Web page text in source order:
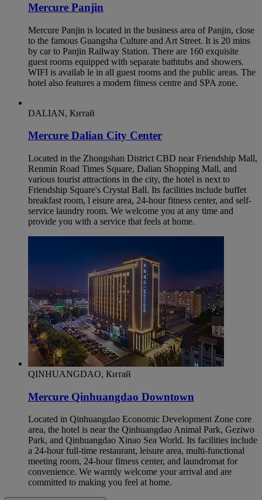
Mercure Panjin
Mercure Panjin is located in the business area of Panjin, close
to the famous Guangsha Culture and Art Street. It is 20 mins
by car to Panjin Railway Station. There are 160 exquisite
guest rooms equipped with separate bathtubs and showers.
WIFI is availab le in all guest rooms and the public areas. The
hotel also features a modern fitness centre and SPA zone.
DALIAN, Китай
Mercure Dalian City Center
Located in the Zhongshan District CBD near Friendship Mall,
Renmin Road Times Square, Dalian Shopping Mall, and
various tourist attractions in the city, the hotel is next to
Friendship Square's Crystal Ball. Its facilities include buffet
breakfast room, l eisure area, 24-hour fitness center, and self-
service laundry room. We welcome you at any time and
provide you with a service that feels at home.
QINHUANGDAO, Китай
Mercure Qinhuangdao Downtown
Located in Qinhuangdao Economic Development Zone core
area, the hotel is near the Qinhuangdao Animal Park, Geziwo
Park, and Qinhuangdao Xinao Sea World. Its facilities include
a 24-hour full-time restaurant, leisure area, multi-functional
meeting room, 24-hour fitness center, and laundromat for
convenience. We warmly welcome your arrival and are
committed to making you feel at home.